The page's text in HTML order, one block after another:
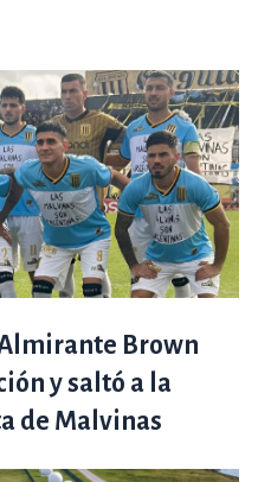
Brown
y saltó a la
de Malvinas